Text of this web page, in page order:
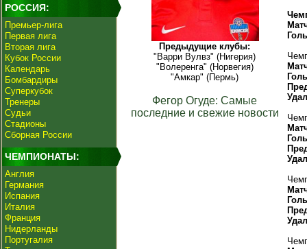
РОССИЯ:
Премьер-лига
Первая лига
Вторая лига
Кубок России
Календарь
Бомбардиры
Суперкубок
Тренеры
Судьи
Стадионы
Сборная России
ЧЕМПИОНАТЫ:
Англия
Германия
Испания
Италия
Франция
Нидерланды
Португалия
Предыдущие клубы:
"Варри Вулвз" (Нигерия)
"Волеренга" (Норвегия)
"Амкар" (Пермь)
Фегор Огуде: Самые
последние и свежие новости